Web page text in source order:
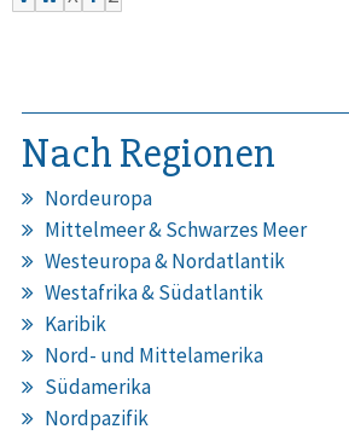
Nach Regionen
Nordeuropa
Mittelmeer & Schwarzes Meer
Westeuropa & Nordatlantik
Westafrika & Südatlantik
Karibik
Nord- und Mittelamerika
Südamerika
Nordpazifik